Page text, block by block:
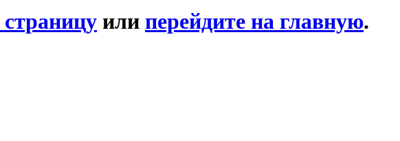
или перейдите на главную.